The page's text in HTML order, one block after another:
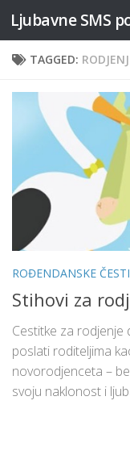
Skip to content
TAGGED:
ROĐENDANSKE
Stihovi za
Cestitke za rodjenje
poslati roditeljima
novorodjenceta –
svoju naklonost i